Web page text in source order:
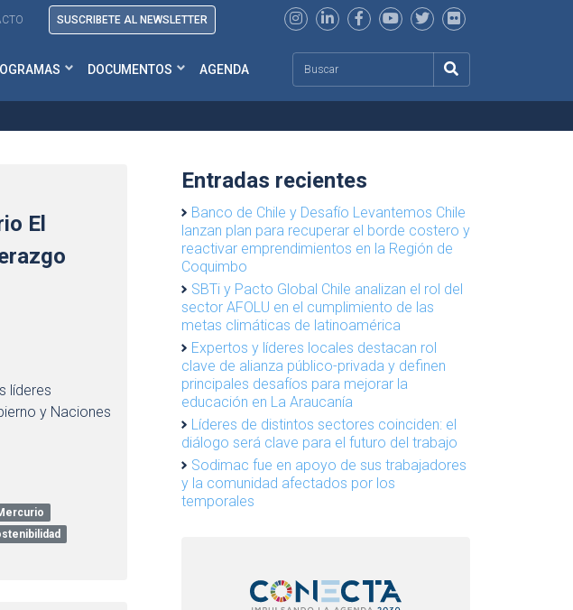
SUSCRIBETE AL NEWSLETTER
DOCUMENTOS AGENDA
El
líderes
y Naciones
Entradas recientes
Banco de Chile y Desafío Levantemos Chile
lanzan plan para recuperar el borde costero y
reactivar emprendimientos en la Región de
Coquimbo
SBTi y Pacto Global Chile analizan el rol del
sector AFOLU en el cumplimiento de las
metas climáticas de latinoamérica
Expertos y líderes locales destacan rol
clave de alianza público-privada y definen
principales desafíos para mejorar la
educación en La Araucanía
Líderes de distintos sectores coinciden: el
diálogo será clave para el futuro del trabajo
Sodimac fue en apoyo de sus trabajadores
y la comunidad afectados por los
temporales